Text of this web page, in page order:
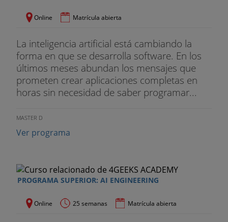
Online Matrícula abierta
La inteligencia artificial está cambiando la
forma en que se desarrolla software. En los
últimos meses abundan los mensajes que
prometen crear aplicaciones completas en
horas sin necesidad de saber programar...
MASTER D
Ver programa
PROGRAMA SUPERIOR: AI ENGINEERING
Online 25 semanas Matrícula abierta